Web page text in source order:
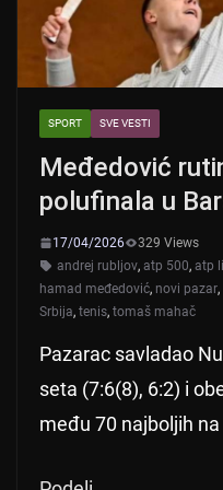
SPORT SVE VESTI
Međedović
polufinala u
17/04/2026
329 Views
andrej rubljov, atp 500, atp
hamad međedović, novi pazar,
Srbija, tenis, tomaš mahač
Pazarac savladao
seta (7:6(8), 6:2) i
među 70 najboljih na